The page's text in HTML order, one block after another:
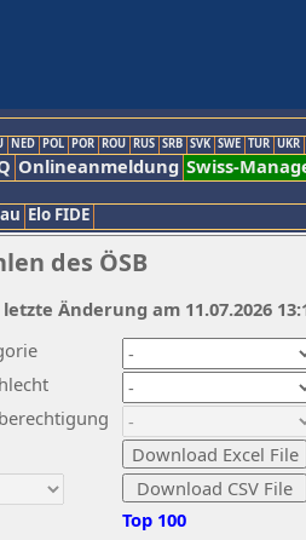
NED POL POR ROU RUS SRB SVK SWE TUR UKR
Onlineanmeldung Swiss-
Elo FIDE
des ÖSB
Top 100
letzte Änderung am 11.07.2026